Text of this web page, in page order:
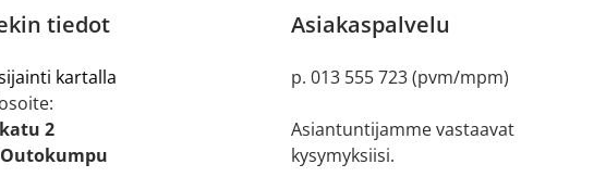
tiedot
kartalla
2
Outokumpu
Asiakaspalvelu
p. 013 555 723 (pvm/mpm)
Asiantuntijamme vastaavat
kysymyksiisi.